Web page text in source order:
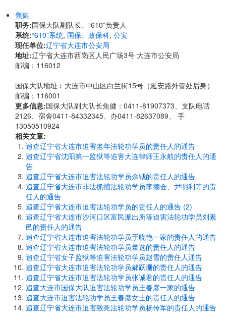
焦健
职务:国保大队副队长、“610”负责人
系统:“610”系统, 国保、政保科, 公安
现任单位:辽宁省大连市公安局
地址:辽宁省大连市西岗区人民广场3号 大连市公安局
邮编：116012
国保大队地址︰大连市中山区白兰街15号（延安路外管处后身）
邮编：116001
更多信息:国保大队副大队长焦健：0411-81907373、支队电话
2126、宿舍0411-84332345、办0411-82637089、 手
13050510924
相关文章:
追查辽宁省大连市迫害老年法轮功学员的责任人的通告
追查辽宁省沈阳第一监狱等迫害大连律师王永航的责任人的通
告
追查辽宁省大连市迫害法轮功学员佘钺的责任人的通告
追查辽宁省大连市非法抓捕法轮功学员李德会、尹明利等的责
任人的通告
追查辽宁省大连市迫害法轮功学员的责任人的通告 (2)
追查辽宁省大连市沙河口区富民派出所等迫害法轮功学员刘素
邑的责任人的通告
追查辽宁省大连市迫害法轮功学员于晓艳一家的责任人的通告
追查辽宁省大连市迫害法轮功学员董选的责任人的通告
追查辽宁省女子监狱等迫害法轮功学员赵雪的责任人通告
追查辽宁省大连市迫害法轮功学员郝跃珊的责任人的通告
追查辽宁省大连市迫害法轮功学员张诚君的责任人的通告
追查大连市国保大队迫害法轮功学员王春彦一家的通告
追查大连市迫害法轮功学员王春彦女士的责任人的通告
追查辽宁省大连市迫害致死法轮功学员杨传军的责任人的通告